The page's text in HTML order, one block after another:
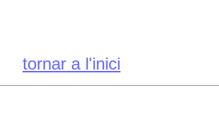
tornar a l'inici